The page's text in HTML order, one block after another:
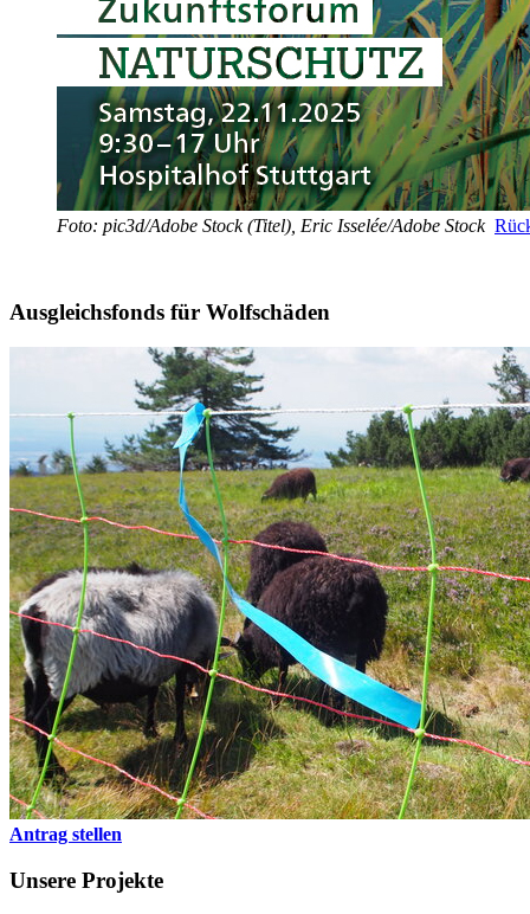
Foto: pic3d/Adobe Stock (Titel), Eric Isselée/Adobe Stock
Ausgleichsfonds für Wolfschäden
Antrag stellen
Unsere Projekte